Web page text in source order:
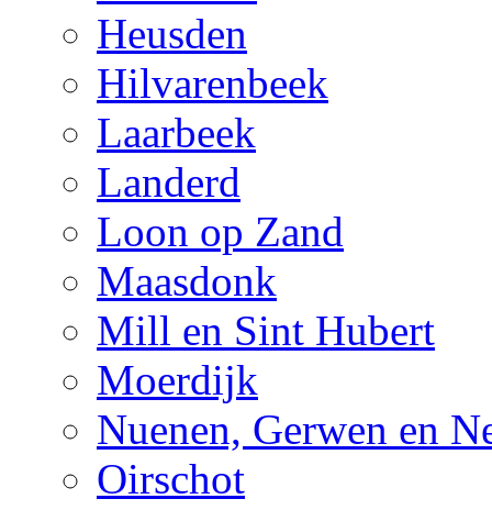
Heusden
Hilvarenbeek
Laarbeek
Landerd
Loon op Zand
Maasdonk
Mill en Sint Hubert
Moerdijk
Nuenen, Gerwen en
Oirschot